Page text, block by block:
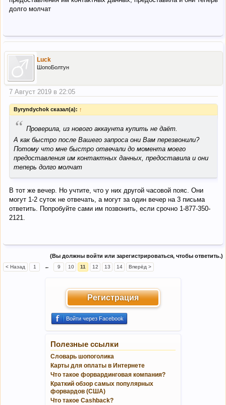
долго молчат
Luck
ШопоБолтун
7 Август 2019 в 22:05
Byryndychok сказал(а): ↑
“ Проверила, из нового аккаунта купить не даёт.
А как быстро после Вашего запроса они Вам перезвонили?
Потому что мне быстро отвечали до момента моего
предоставления им контактных данных, предоставила и они
теперь долго молчат
В тот же вечер. Но учтите, что у них другой часовой пояс. Они
могут 1-2 суток не отвечать, а могут за один вечер на 3 письма
ответить. Попробуйте сами им позвонить, если срочно 1-877-350-
2121.
(Вы должны войти или зарегистрироваться, чтобы ответить.)
< Назад 1 ← 9 10 11 12 13 14 Вперёд >
Регистрация
Войти через Facebook
Полезные ссылки
Словарь шопоголика
Карты для оплаты в Интернете
Что такое форвардинговая компания?
Краткий обзор самых популярных
форвардов (США)
Что такое Cashback?